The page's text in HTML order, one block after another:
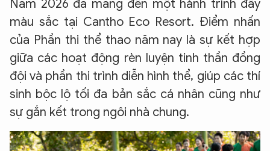
Nam 2026 đã mang đến một hành trình đầy
màu sắc tại Cantho Eco Resort. Điểm nhấn
của Phần thi thể thao năm nay là sự kết hợp
giữa các hoạt động rèn luyện tinh thần đồng
đội và phần thi trình diễn hình thể, giúp các thí
sinh bộc lộ tối đa bản sắc cá nhân cũng như
sự gắn kết trong ngôi nhà chung.